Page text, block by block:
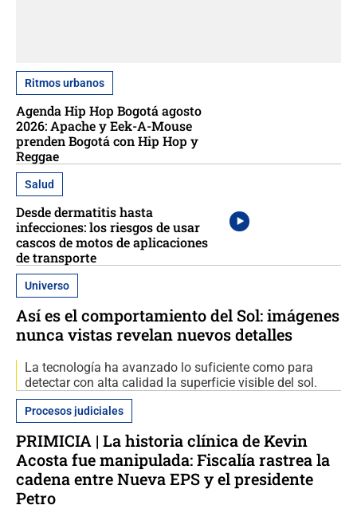
Ritmos urbanos
Agenda Hip Hop Bogotá agosto
2026: Apache y Eek-A-Mouse
prenden Bogotá con Hip Hop y
Reggae
Salud
Desde dermatitis hasta
infecciones: los riesgos de usar
cascos de motos de aplicaciones
de transporte
Universo
Así es el comportamiento del Sol: imágenes
nunca vistas revelan nuevos detalles
La tecnología ha avanzado lo suficiente como para
detectar con alta calidad la superficie visible del sol.
Procesos judiciales
PRIMICIA | La historia clínica de Kevin
Acosta fue manipulada: Fiscalía rastrea la
cadena entre Nueva EPS y el presidente
Petro